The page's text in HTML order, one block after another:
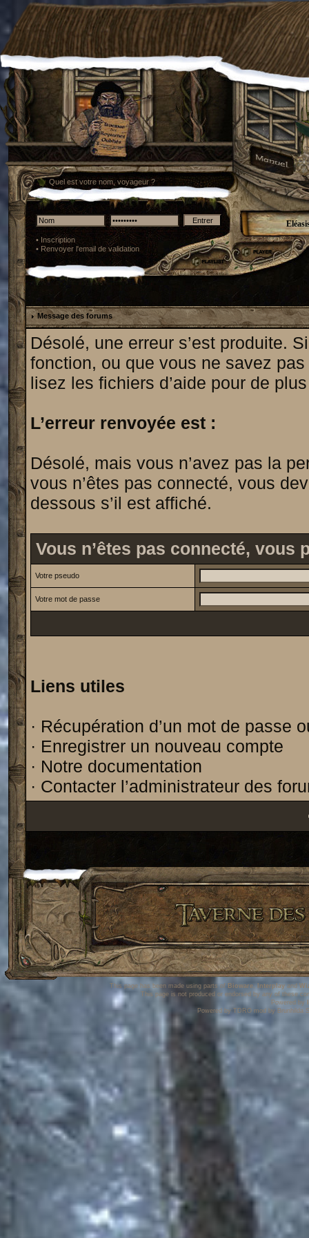
Quel est votre nom, voyageur ?
• Inscription
• Renvoyer l'email de validation
Message des forums
Désolé, une erreur s’est produite.
fonction, ou que vous ne savez
lisez les fichiers d’aide pour de
L’erreur renvoyée est :
Désolé, mais vous n’avez pas la
vous n’êtes pas connecté, vous
dessous s’il est affiché.
Vous n’êtes pas connecté,
Votre pseudo
Votre mot de passe
Liens utiles
· Récupération d’un mot de passe
· Enregistrer un nouveau compte
· Notre documentation
· Contacter l’administrateur des
This page has been made using parts of Bioware, Interplay and
This page is not produced or endorsed by any of these
Powered by
Powered by TDRO mod by Brunhilda